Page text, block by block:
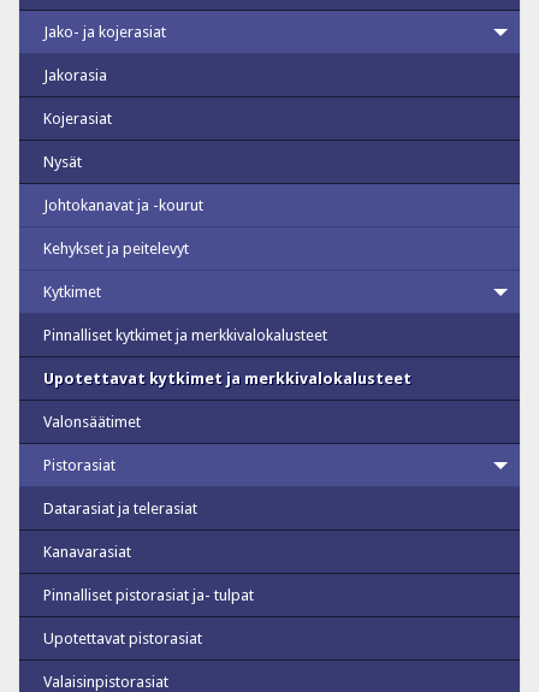
Jako- ja kojerasiat
Jakorasia
Kojerasiat
Nysät
Johtokanavat ja -kourut
Kehykset ja peitelevyt
Kytkimet
Pinnalliset kytkimet ja merkkivalokalusteet
Upotettavat kytkimet ja merkkivalokalusteet
Valonsäätimet
Pistorasiat
Datarasiat ja telerasiat
Kanavarasiat
Pinnalliset pistorasiat ja- tulpat
Upotettavat pistorasiat
Valaisinpistorasiat